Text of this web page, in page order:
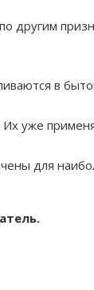
в
Их уже
для